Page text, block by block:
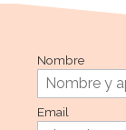
Nombre
Email